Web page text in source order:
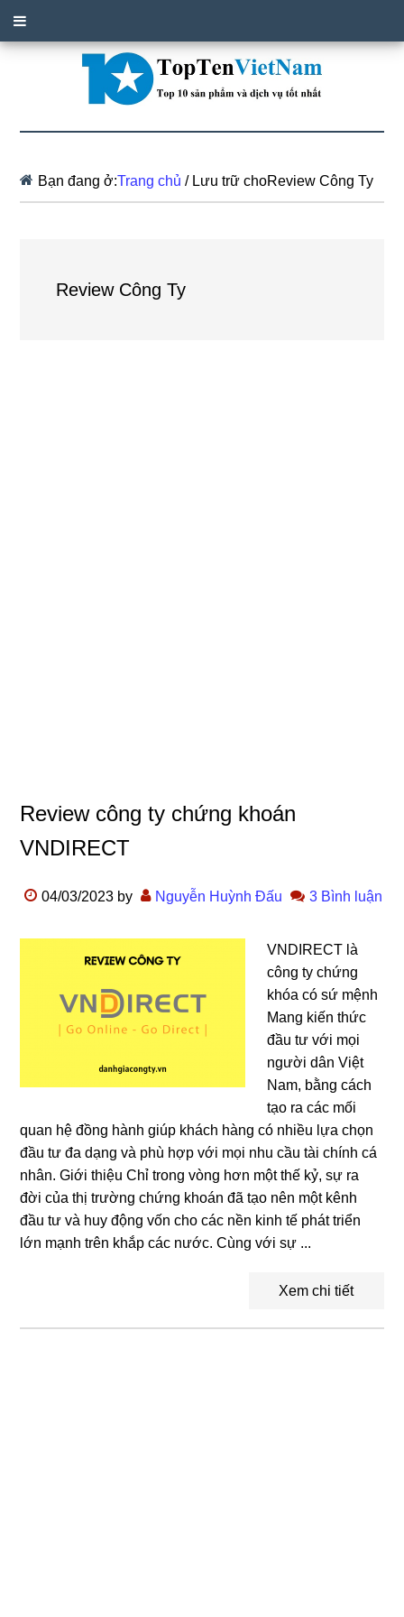
Bạn đang ở:Trang chủ /Lưu trữ choReview Công Ty
Review Công Ty
Review công ty chứng khoán
VNDIRECT
04/03/2023 by Nguyễn Huỳnh Đấu 3 Bình luận
VNDIRECT là
công ty chứng
khóa có sứ mệnh
Mang kiến thức
đầu tư với mọi
người dân Việt
Nam, bằng cách
tạo ra các mối
quan hệ đồng hành giúp khách hàng có nhiều lựa chọn
đầu tư đa dạng và phù hợp với mọi nhu cầu tài chính cá
nhân. Giới thiệu Chỉ trong vòng hơn một thế kỷ, sự ra
đời của thị trường chứng khoán đã tạo nên một kênh
đầu tư và huy động vốn cho các nền kinh tế phát triển
lớn mạnh trên khắp các nước. Cùng với sự ...
Xem chi tiết